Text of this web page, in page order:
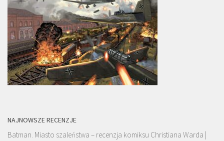
NAJNOWSZE RECENZJE
Batman. Miasto szaleństwa – recenzja komiksu Christiana Warda |